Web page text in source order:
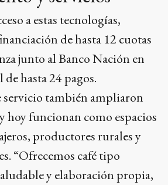
a estas tecnologías,
de hasta 12 cuotas
junto al Banco Nación en
hasta 24 pagos.
servicio también ampliaron
hoy funcionan como espacios
productores rurales y
“Ofrecemos café tipo
y elaboración propia,